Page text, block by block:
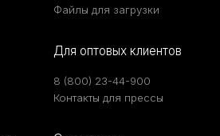
Файлы для загрузки
Для оптовых клиентов
8 (800) 23-44-900
Контакты для прессы